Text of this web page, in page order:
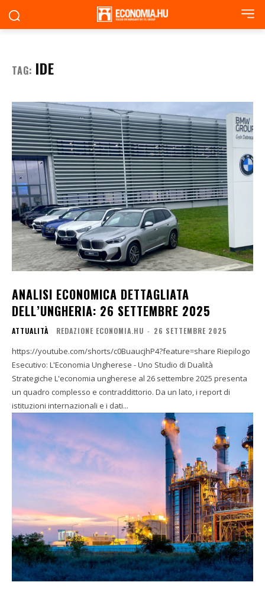
TAG: IDE
ANALISI ECONOMICA DETTAGLIATA
DELL’UNGHERIA: 26 SETTEMBRE 2025
ATTUALITÀ REDAZIONE ECONOMIA.HU - 26 SETTEMBRE 2025
https://youtube.com/shorts/c0BuaucjhP4?feature=share Riepilogo
Esecutivo: L'Economia Ungherese - Uno Studio di Dualità
Strategiche L'economia ungherese al 26 settembre 2025 presenta
un quadro complesso e contraddittorio. Da un lato, i report di
istituzioni internazionali e i dati...